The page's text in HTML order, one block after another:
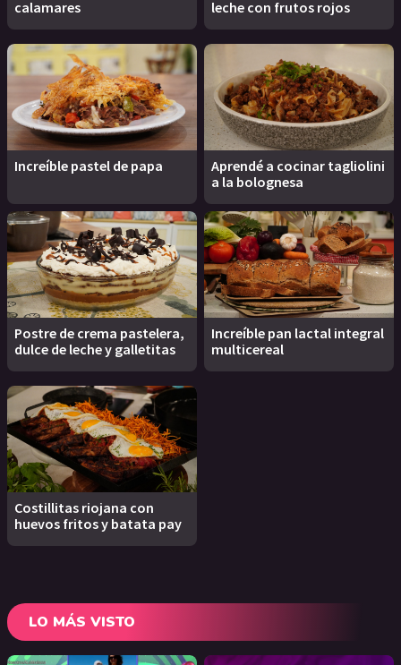
calamares leche con frutos rojos
Increíble pastel de papa
Aprendé a cocinar tagliolini
a la bolognesa
Postre de crema pastelera,
dulce de leche y galletitas
Increíble pan lactal integral
multicereal
Costillitas riojana con
huevos fritos y batata pay
LO MÁS VISTO